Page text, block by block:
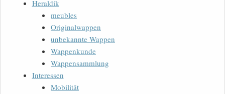
Heraldik
meubles
Originalwappen
unbekannte Wappen
Wappenkunde
Wappensammlung
Interessen
Mobilität